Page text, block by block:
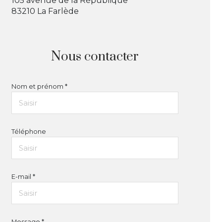
83210 La Farlède
Nous contacter
Nom et prénom *
Téléphone
E-mail *